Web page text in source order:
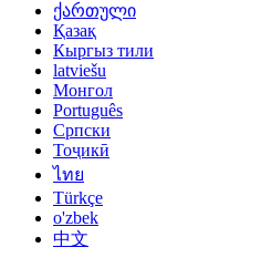
ქართული
Қазақ
Кыргыз тили
latviešu
Монгол
Português
Српски
Тоҷикӣ
ไทย
Türkçe
o'zbek
中文